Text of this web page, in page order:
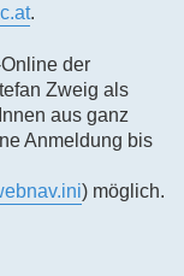
.
der
Zweig als
aus ganz
Anmeldung bis
) möglich.